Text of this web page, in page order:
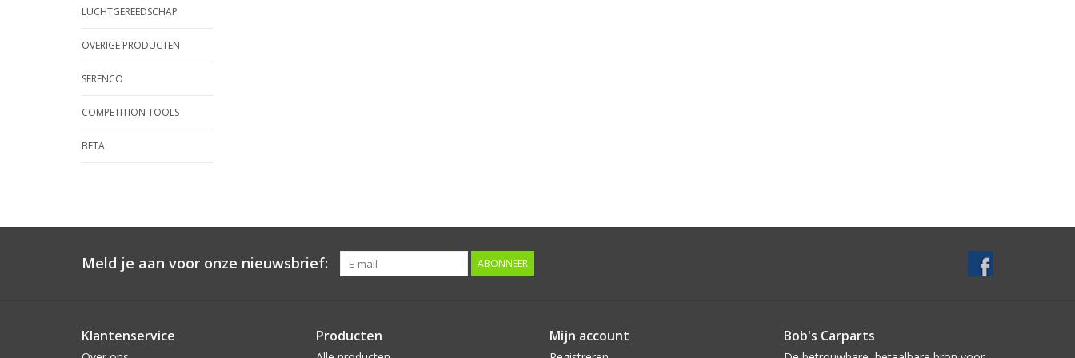
LUCHTGEREEDSCHAP
OVERIGE PRODUCTEN
SERENCO
COMPETITION TOOLS
BETA
Meld je aan voor onze nieuwsbrief: ABONNEER
Klantenservice Producten Mijn account Bob's Carparts